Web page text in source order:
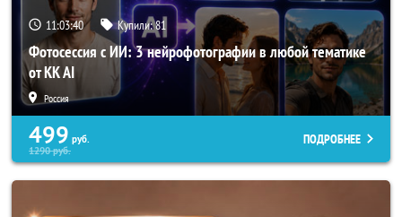
11:03:39 Купили:81
Фотосессия с ИИ: 3 нейрофотографии в любой тематике
от KK AI
Россия
499 руб.
1290руб.
ПОДРОБНЕЕ